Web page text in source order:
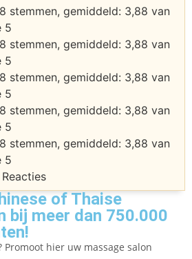
of Thaise
bij meer dan 750.000
Promoot hier uw massage salon